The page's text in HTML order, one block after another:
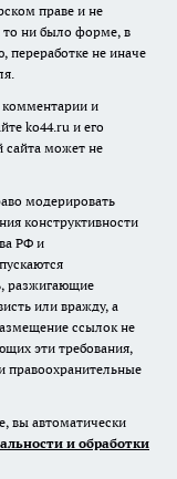
праве и не
то ни было форме, в
переработке не иначе
комментарии и
ko44.ru и его
сайта может не
модерировать
конструктивности
РФ и
разжигающие
или вражду, а
ссылок не
эти требования,
правоохранительные
вы автоматически
и обработки